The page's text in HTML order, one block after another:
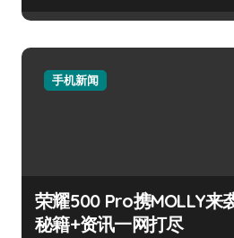
手机新闻
荣耀500 Pro携MOLLY来
秘籍+资讯一网打尽